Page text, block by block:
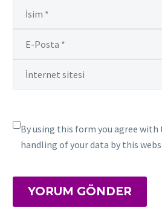
By using this form you agree with
handling of your data by this
YORUM GÖNDER